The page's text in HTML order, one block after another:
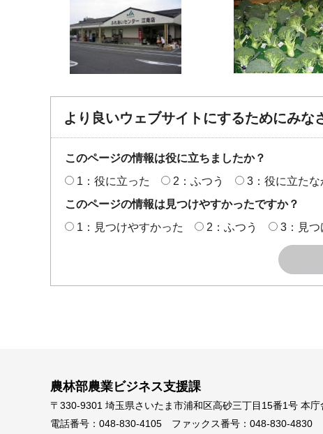
より良いウェブサイトにするためにみな
このページの情報は役に立ちましたか？
1：役に立った
2：ふつう
3：役に立たな
このページの情報は見つけやすかったですか？
1：見つけやすかった
2：ふつう 3：見つ
農林部農業ビジネス支援課
〒330-9301 埼玉県さいたま市浦和区高砂三丁目15番1号 本庁
電話番号：048-830-4105 ファックス番号：048-830-4830